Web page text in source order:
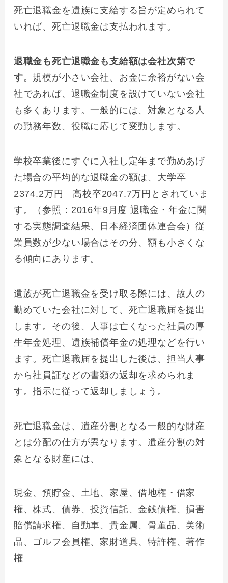
死亡退職金を遺族に支給する旨が定められて
いれば、死亡退職金は支払われます。
退職金も死亡退職金も支給額は会社次第で
す。規模が小さい会社、お金に余裕がない会
社であれば、退職金制度を設けていない会社
も多くあります。一般的には、対象となる人
の勤務年数、役職に応じて変動します。
学校卒業後にすぐに入社し定年まで勤めあげ
た場合の平均的な退職金の額は、大学卒
2374.2万円 高校卒2047.7万円とされていま
す。（参照：2016年9月度 退職金・年金に関
する実態調査結果、日本経済団体連合会）従
業員数が少ない場合はその分、額も小さくな
る傾向にあります。
遺族が死亡退職金を受け取る際には、故人の
勤めていた会社に対して、死亡退職届を提出
します。その後、人事は亡くなった社員の厚
生年金処理、遺族補償年金の処理などを行い
ます。死亡退職届を提出した後は、担当人事
から社員証などの書類の返却を求められま
す。指示に従って返却しましょう。
死亡退職金は、遺産分割となる一般的な財産
とは分配の仕方が異なります。遺産分割の対
象となる財産には、
現金、預貯金、土地、家屋、借地権・借家
権、株式、債券、投資信託、金銭債権、損害
賠償請求権、自動車、貴金属、骨董品、美術
品、ゴルフ会員権、家財道具、特許権、著作
権